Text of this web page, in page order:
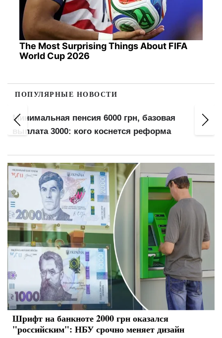
The Most Surprising Things About FIFA
World Cup 2026
ПОПУЛЯРНЫЕ НОВОСТИ
Минимальная пенсия 6000 грн, базовая
выплата 3000: кого коснется реформа
Шрифт на банкноте 2000 грн оказался
"российским": НБУ срочно меняет дизайн